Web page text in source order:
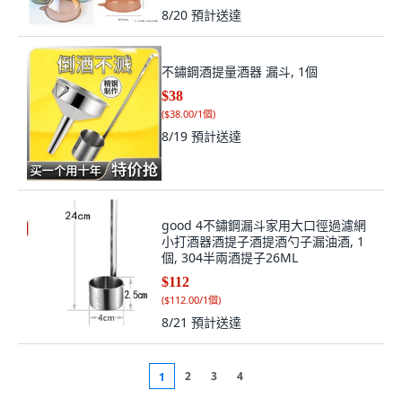
8/20 預計送達
不鏽鋼酒提量酒器 漏斗, 1個
$38
($38.00/1個)
8/19 預計送達
good 4不鏽鋼漏斗家用大口徑過濾網
小打酒器酒提子酒提酒勺子漏油酒, 1
個, 304半兩酒提子26ML
$112
($112.00/1個)
8/21 預計送達
1 2 3 4